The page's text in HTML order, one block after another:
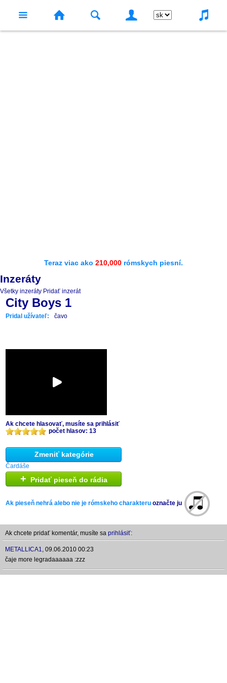
Teraz viac ako 210,000 rómskych piesní.
Inzeráty
Všetky inzeráty Pridať inzerát
City Boys 1
Pridal užívateľ: čavo
Ak chcete hlasovať, musíte sa prihlásiť
počet hlasov: 13
Zmeniť kategórie
Čardáše
+ Pridať pieseň do rádia
Ak pieseň nehrá alebo nie je rómskeho charakteru označte ju
Ak chcete pridať komentár, musíte sa prihlásiť:
METALLICA1, 09.06.2010 00:23
čaje more legradaaaaaa :zzz